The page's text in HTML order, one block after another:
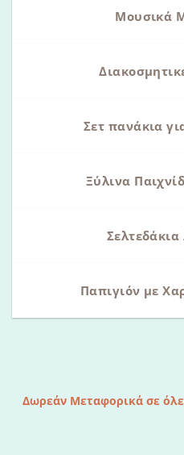
Μουσικά
Σετ πανάκια
Ξύλινα
Σελτεδάκια
Παπιγιόν με
Δωρεάν Μεταφορικά σε